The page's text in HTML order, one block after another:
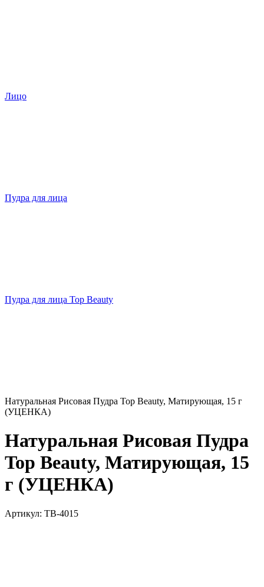
Лицо
Пудра для лица
Пудра для лица Top Beauty
Натуральная Рисовая Пудра Top Beauty, Матирующая, 15 г
(УЦЕНКА)
Натуральная Рисовая Пудра
Top Beauty, Матирующая, 15
г (УЦЕНКА)
Артикул: TB-4015